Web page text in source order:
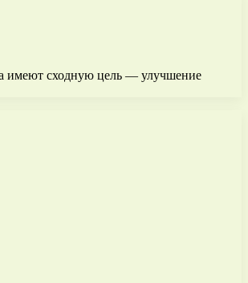
имеют сходную цель — улучшение